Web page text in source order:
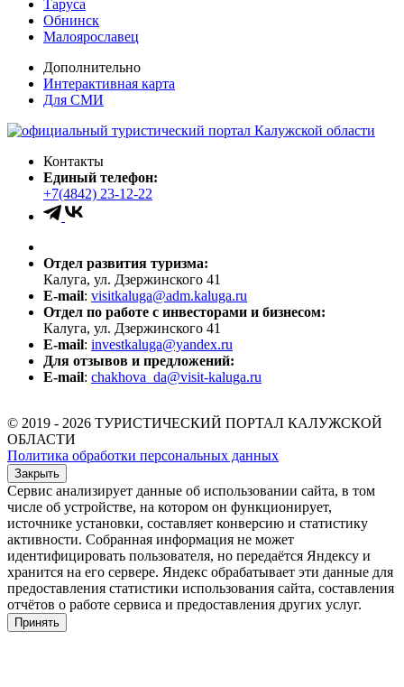
Таруса
Обнинск
Малоярославец
Дополнительно
Интерактивная карта
Для СМИ
Контакты
Единый телефон:
+7(4842) 23-12-22
Отдел развития туризма:
Калуга, ул. Дзержинского 41
E-mail: visitkaluga@adm.kaluga.ru
Отдел по работе с инвесторами и бизнесом:
Калуга, ул. Дзержинского 41
E-mail: investkaluga@yandex.ru
Для отзывов и предложений:
E-mail: chakhova_da@visit-kaluga.ru
© 2019 - 2026 ТУРИСТИЧЕСКИЙ ПОРТАЛ КАЛУЖСКОЙ
ОБЛАСТИ
Политика обработки персональных данных
Закрыть
Сервис анализирует данные об использовании сайта, в том
числе об устройстве, на котором он функционирует,
источнике установки, составляет конверсию и статистику
активности. Собранная информация не может
идентифицировать пользователя, но передаётся Яндексу и
хранится на его сервере. Яндекс обрабатывает эти данные для
предоставления статистики использования сайта, составления
отчётов о работе сервиса и предоставления других услуг.
Принять